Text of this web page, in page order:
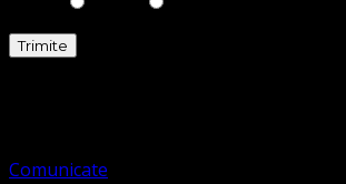
Comunicate